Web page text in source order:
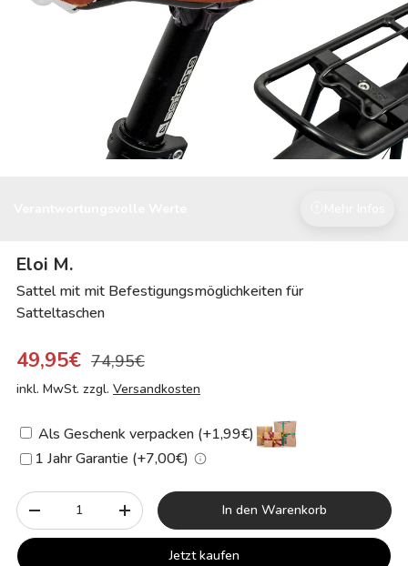
Eloi M.
Sattel mit mit Befestigungsmöglichkeiten für
Satteltaschen
49,95€ 74,95€
inkl. MwSt. zzgl. Versandkosten
Als Geschenk verpacken (+1,99€)
1 Jahr Garantie (+7,00€)
Anzahl
-
+ In den Warenkorb
Jetzt kaufen